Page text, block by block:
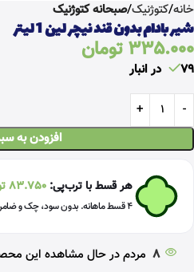
خانه کتوژنیک صبحانه کتوژنیک
شیر بادام بدون قند نیچر لین 1 لیتر
335.000تومان
79 در انبار
افزودن به
هر قسط با ترب‌پی: 83.750
۴ قسط ماهانه. بدون سود، چک و ضامن.
8 مردم در حال مشاهده این